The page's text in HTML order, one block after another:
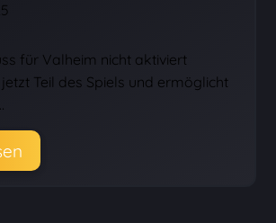
für Valheim nicht aktiviert
Teil des Spiels und ermöglicht